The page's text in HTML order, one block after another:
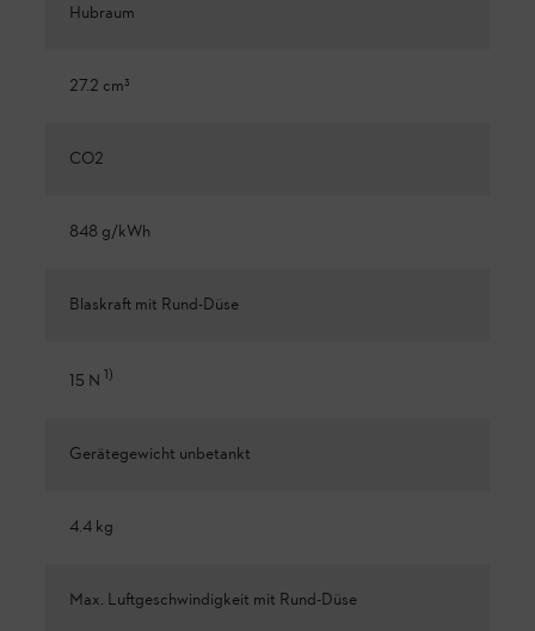
Hubraum
27.2 cm³
CO2
848 g/kWh
Blaskraft mit Rund-Düse
15 N 1)
Gerätegewicht unbetankt
4.4 kg
Max. Luftgeschwindigkeit mit Rund-Düse